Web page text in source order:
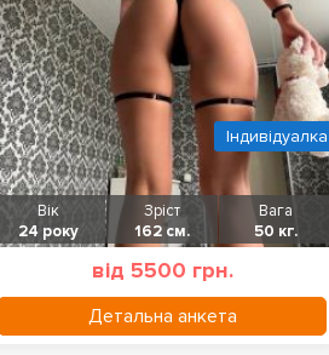
Вік
24 року
Зріст
162 см.
Вага
50 кг.
від 5500 грн.
Детальна анкета
Індивідуалка